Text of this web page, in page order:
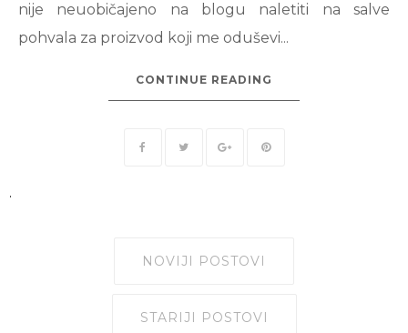
nije neuobičajeno na blogu naletiti na salve
pohvala za proizvod koji me oduševi...
CONTINUE READING
.
NOVIJI POSTOVI
STARIJI POSTOVI